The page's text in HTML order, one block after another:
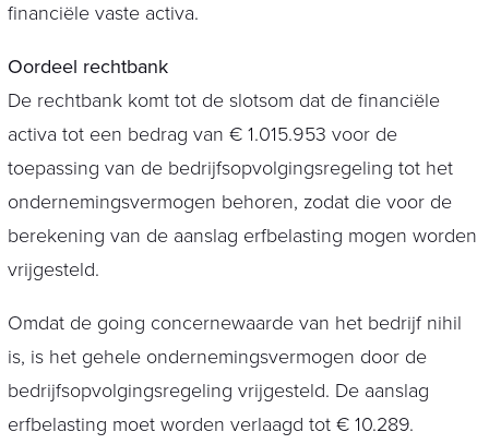
financiële vaste activa.
Oordeel rechtbank
De rechtbank komt tot de slotsom dat de financiële
activa tot een bedrag van € 1.015.953 voor de
toepassing van de bedrijfsopvolgingsregeling tot het
ondernemingsvermogen behoren, zodat die voor de
berekening van de aanslag erfbelasting mogen worden
vrijgesteld.
Omdat de going concernewaarde van het bedrijf nihil
is, is het gehele ondernemingsvermogen door de
bedrijfsopvolgingsregeling vrijgesteld. De aanslag
erfbelasting moet worden verlaagd tot € 10.289.